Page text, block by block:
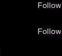
Follow
Follow